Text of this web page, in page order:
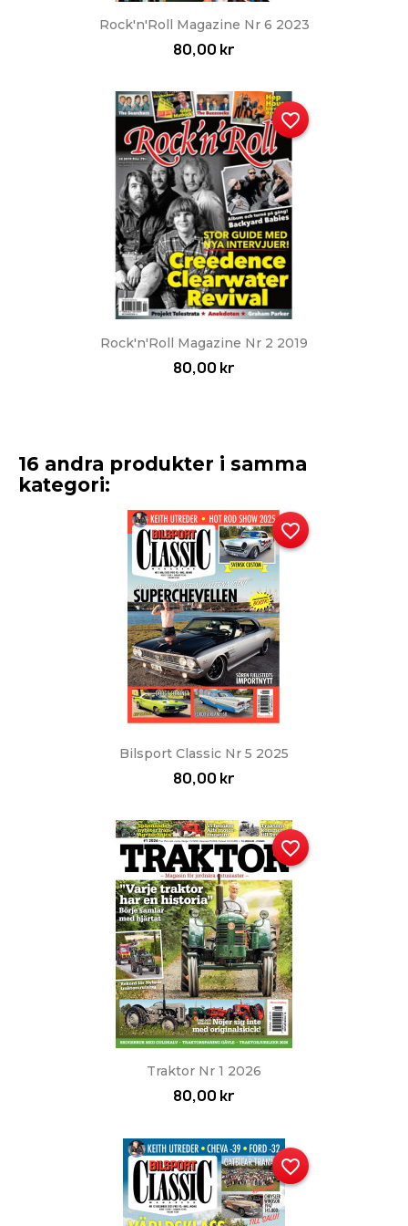
Rock'n'Roll Magazine Nr 6 2023
80,00 kr
Rock'n'Roll Magazine Nr 2 2019
80,00 kr
favorite_border
16 andra produkter i samma
kategori:
Bilsport Classic Nr 5 2025
80,00 kr
favorite_border
Traktor Nr 1 2026
80,00 kr
favorite_border
favorite_border